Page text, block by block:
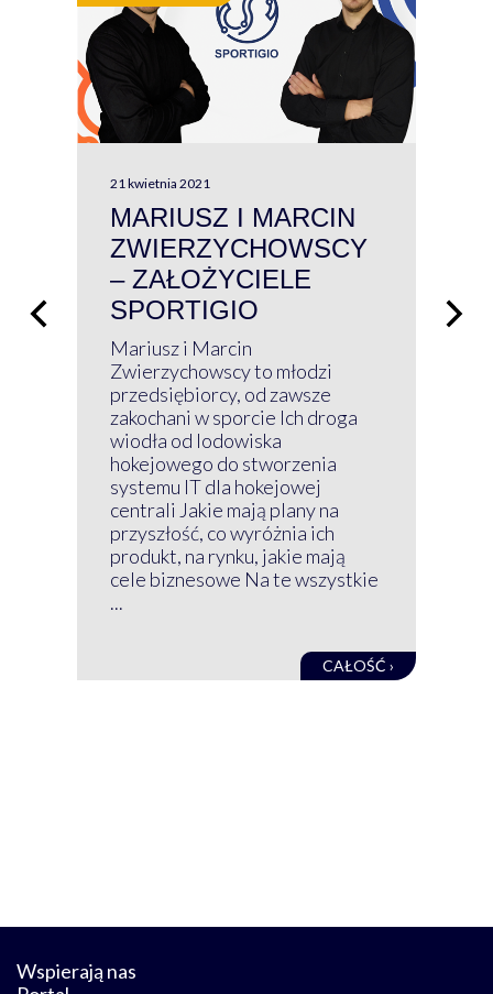
21 kwietnia 2021
MARIUSZ I MARCIN
ZWIERZYCHOWSCY
– ZAŁOŻYCIELE
SPORTIGIO
Mariusz i Marcin
Zwierzychowscy to młodzi
przedsiębiorcy, od zawsze
zakochani w sporcie Ich droga
wiodła od lodowiska
hokejowego do stworzenia
systemu IT dla hokejowej
centrali Jakie mają plany na
przyszłość, co wyróżnia ich
produkt, na rynku, jakie mają
cele biznesowe Na te wszystkie
...
CAŁOŚĆ ›
Wspierają nas